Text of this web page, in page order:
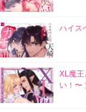
ハイス
XL魔
い！〜